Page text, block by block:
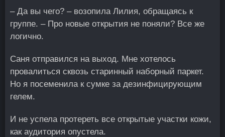
– Да вы чего? – возопила Лилия, обращаясь к
группе. – Про новые открытия не поняли? Все же
логично.
Саня отправился на выход. Мне хотелось
провалиться сквозь старинный наборный паркет.
Но я посеменила к сумке за дезинфицирующим
гелем.
И не успела протереть все открытые участки кожи,
как аудитория опустела.